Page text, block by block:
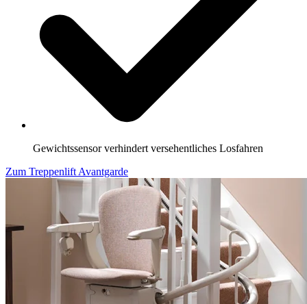
Gewichtssensor verhindert versehentliches Losfahren
Zum Treppenlift Avantgarde